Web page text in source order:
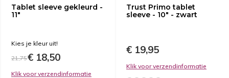
Tablet sleeve gekleurd -
11"
Kies je kleur uit!
21,75€ 18,50
Klik voor verzendinformatie
Trust Primo tablet
sleeve - 10" - zwart
€ 19,95
Klik voor verzendinformatie